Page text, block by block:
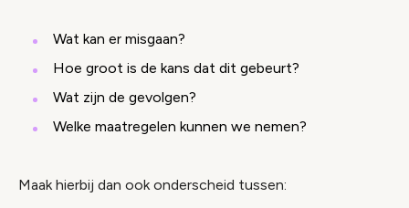
Wat kan er misgaan?
Hoe groot is de kans dat dit gebeurt?
Wat zijn de gevolgen?
Welke maatregelen kunnen we nemen?
Maak hierbij dan ook onderscheid tussen: